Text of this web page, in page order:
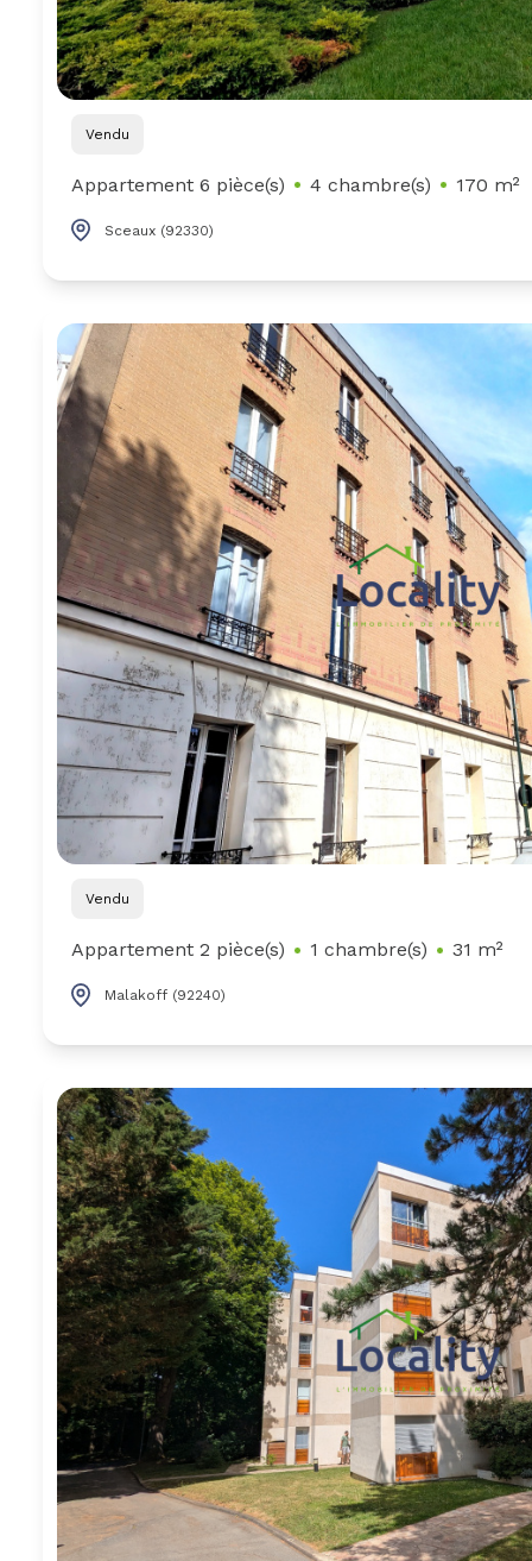
Vendu
Appartement 6 pièce(s) 4 chambre(s) 170 m²
Sceaux (92330)
Vendu
Appartement 2 pièce(s) 1 chambre(s) 31 m²
Malakoff (92240)